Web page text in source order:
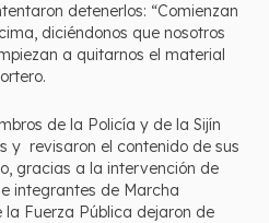
detenerlos: “Comienzan
diciéndonos que nosotros
a quitarnos el material
de la Policía y de la Sijín
y revisaron el contenido de sus
gracias a la intervención de
integrantes de Marcha
Fuerza Pública dejaron de